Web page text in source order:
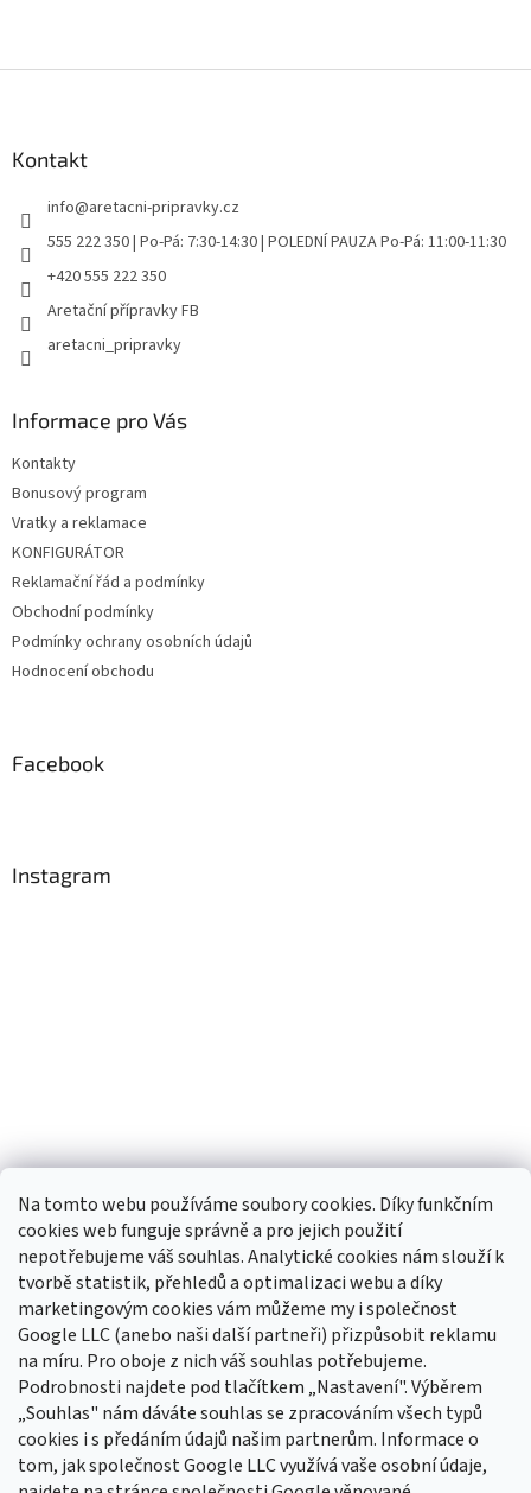
Na tomto webu používáme soubory cookies. Díky funkčním
cookies web funguje správně a pro jejich použití
nepotřebujeme váš souhlas. Analytické cookies nám slouží k
tvorbě statistik, přehledů a optimalizaci webu a díky
marketingovým cookies vám můžeme my i společnost
Google LLC (anebo naši další partneři) přizpůsobit reklamu
na míru. Pro oboje z nich váš souhlas potřebujeme.
Podrobnosti najdete pod tlačítkem „Nastavení". Výběrem
„Souhlas" nám dáváte souhlas se zpracováním všech typů
cookies i s předáním údajů našim partnerům. Informace o
tom, jak společnost Google LLC využívá vaše osobní údaje,
Kontakt
info@aretacni-pripravky.cz
555 222 350 | Po-Pá: 7:30-14:30 | POLEDNÍ PAUZA Po-Pá: 11:00-11:30
+420 555 222 350
Aretační přípravky FB
aretacni_pripravky
Informace pro Vás
Kontakty
Bonusový program
Vratky a reklamace
KONFIGURÁTOR
Reklamační řád a podmínky
Obchodní podmínky
Podmínky ochrany osobních údajů
Hodnocení obchodu
Facebook
Instagram
Sledovat na Instagramu
Odebírat newsletter
Vložte svůj e-mail a my vám budeme zasílat informace o nových
produktech na našem e-shopu.
E-mail